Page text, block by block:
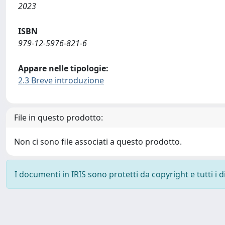
2023
ISBN
979-12-5976-821-6
Appare nelle tipologie:
2.3 Breve introduzione
File in questo prodotto:
Non ci sono file associati a questo prodotto.
I documenti in IRIS sono protetti da copyright e tutti i